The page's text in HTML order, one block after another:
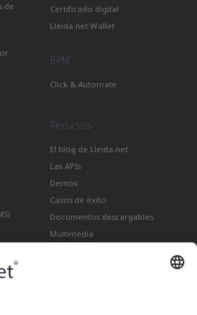
de
Certificado digital
Lleida.net Wallet
BPM
Click & Automate
Recursos
El blog de Lleida.net
Las APIs
Demos
Casos de éxito
Documentos descargables
Multimedia